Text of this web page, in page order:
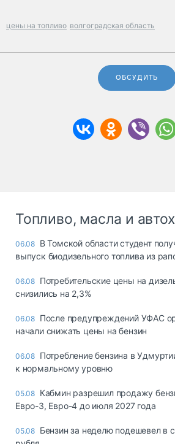
цены на топливо волгоградская область
ОБСУДИТЬ
Топливо, масла и
06.08 В Томской области студент
выпуск биодизельного топлива из
06.08 Потребительские цены на
снизились на 2,3%
06.08 После предупреждений УФАС
начали снижать цены на бензин
06.08 Потребление бензина в
к нормальному уровню
05.08 Кабмин разрешил продажу
Евро-3, Евро-4 до июля 2027 года
05.08 Бензин за неделю подешевел в